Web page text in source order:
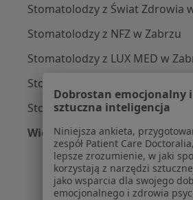
Stomatolodzy z Świat Zdrowia
Stomatolodzy z NFZ w Zabrzu
Stomatolodzy z LUX MED w
Stomatolodzy z Medicover w
Stomatolodzy z Signal Iduna w
Więcej (7)
Więcej w kategorii:
Dobrostan emocjonalny i
sztuczna inteligencja
Niniejsza ankieta,
zespół Patient Care
lepsze zrozumienie, w jaki
korzystają z narzędzi
jako wsparcia dla swojego
emocjonalnego i zdrowia